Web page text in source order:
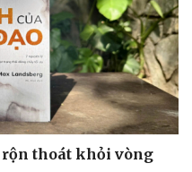
rộn thoát khỏi vòng